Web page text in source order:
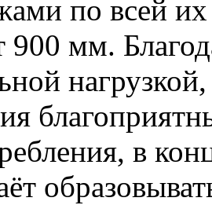
по всей
900 мм.
в